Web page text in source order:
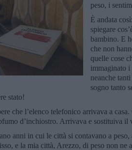
peso, i
È andata
spiegare
bambino. E
che non
quelle cose
immaginato
neanche
sogno tanto
stato!
che l’elenco telefonico arrivava a
d’inchiostro. Arrivava e sostituiva il
anni in cui le città si contavano a
e la mia città, Arezzo, di peso non ne